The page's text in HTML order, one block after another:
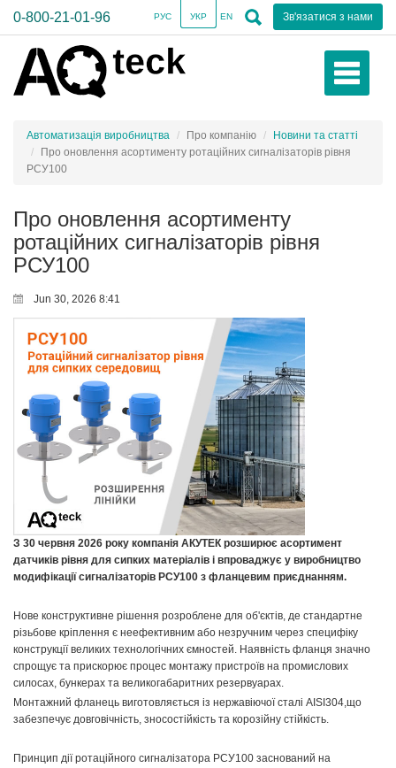
0-800-21-01-96 Зв'язатися з нами
РУС УКР EN
Автоматизація виробництва Про компанію
Новини та статті
Про оновлення асортименту ротаційних сигналізаторів рівня
РСУ100
Про оновлення асортименту
ротаційних сигналізаторів рівня
РСУ100
Jun 30, 2026 8:41
З 30 червня 2026 року компанія АКУТЕК розширює асортимент
датчиків рівня для сипких матеріалів і впроваджує у виробництво
модифікації сигналізаторів РСУ100 з фланцевим приєднанням.
Нове конструктивне рішення розроблене для об'єктів, де стандартне
різьбове кріплення є неефективним або незручним через специфіку
конструкції великих технологічних ємностей. Наявність фланця значно
спрощує та прискорює процес монтажу пристроїв на промислових
силосах, бункерах та великогабаритних резервуарах.
Монтажний фланець виготовляється із нержавіючої сталі AISI304,що
забезпечує довговічність, зносостійкість та корозійну стійкість.
Принцип дії ротаційного сигналізатора РСУ100 заснований на